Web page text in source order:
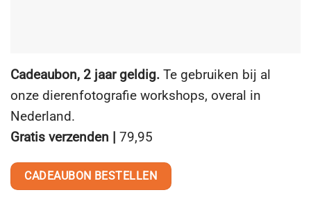
Cadeaubon, 2 jaar geldig. Te gebruiken bij al
onze dierenfotografie workshops, overal in
Nederland.
Gratis verzenden | 79,95
CADEAUBON BESTELLEN